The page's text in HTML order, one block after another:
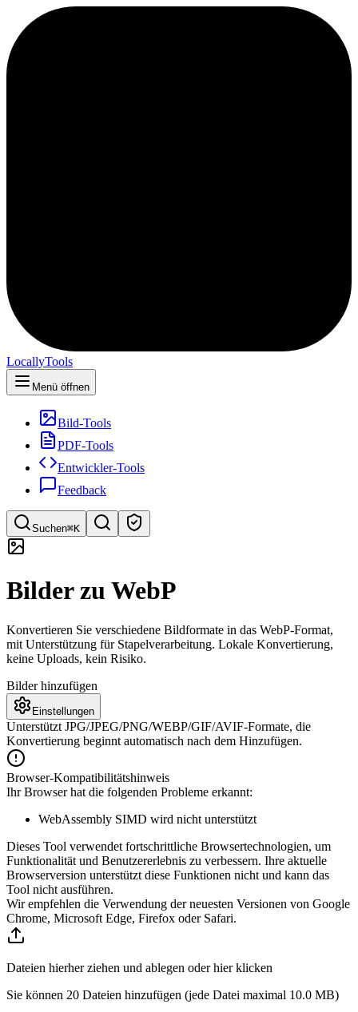
LocallyTools
Menü öffnen
Bild-Tools
PDF-Tools
Entwickler-Tools
Feedback
Suchen⌘K
Schnellsuche für Tools
Bilder zu WebP
Konvertieren Sie verschiedene Bildformate in das WebP-Format,
mit Unterstützung für Stapelverarbeitung. Lokale Konvertierung,
keine Uploads, kein Risiko.
Bilder hinzufügen
Einstellungen
Unterstützt JPG/JPEG/PNG/WEBP/GIF/AVIF-Formate, die
Konvertierung beginnt automatisch nach dem Hinzufügen.
Browser-Kompatibilitätshinweis
Ihr Browser hat die folgenden Probleme erkannt:
WebAssembly SIMD wird nicht unterstützt
Dieses Tool verwendet fortschrittliche Browsertechnologien, um
Funktionalität und Benutzererlebnis zu verbessern. Ihre aktuelle
Browserversion unterstützt diese Funktionen nicht und kann das
Tool nicht ausführen.
Wir empfehlen die Verwendung der neuesten Versionen von Google
Chrome, Microsoft Edge, Firefox oder Safari.
Dateien hierher ziehen und ablegen oder hier klicken
Sie können 20 Dateien hinzufügen (jede Datei maximal 10.0 MB)